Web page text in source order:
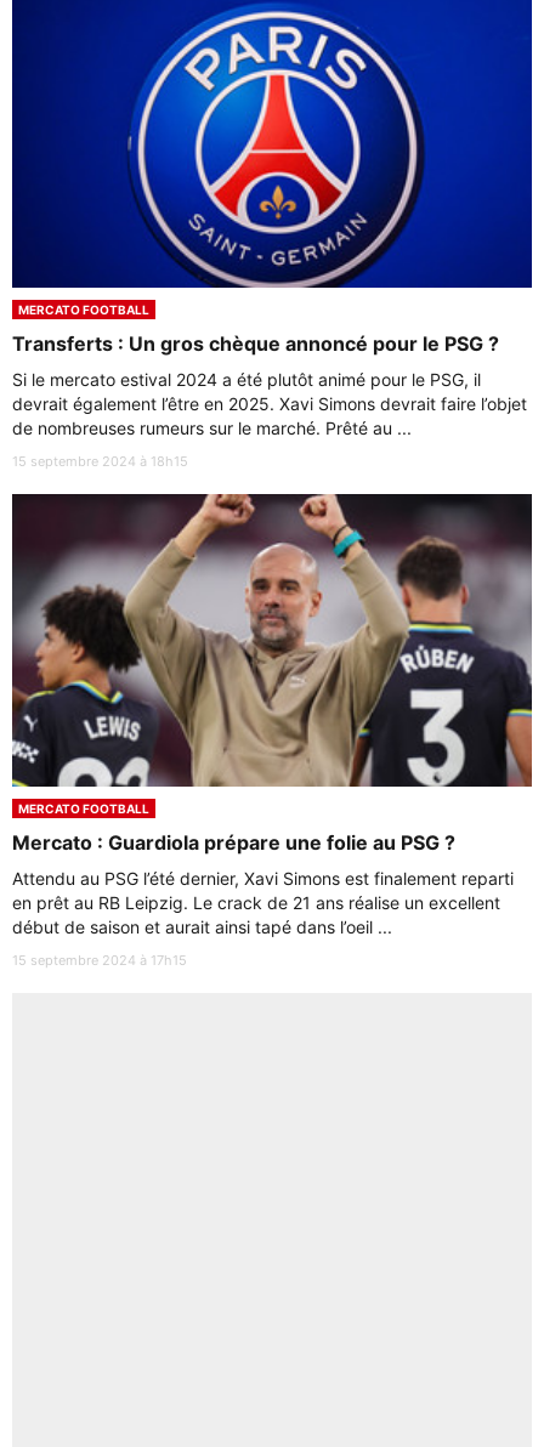
MERCATO FOOTBALL
Transferts : Un gros chèque annoncé pour le PSG ?
Si le mercato estival 2024 a été plutôt animé pour le PSG, il
devrait également l’être en 2025. Xavi Simons devrait faire l’objet
de nombreuses rumeurs sur le marché. Prêté au ...
15 septembre 2024 à 18h15
MERCATO FOOTBALL
Mercato : Guardiola prépare une folie au PSG ?
Attendu au PSG l’été dernier, Xavi Simons est finalement reparti
en prêt au RB Leipzig. Le crack de 21 ans réalise un excellent
début de saison et aurait ainsi tapé dans l’oeil ...
15 septembre 2024 à 17h15